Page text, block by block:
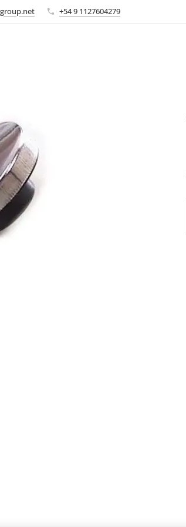
+54 9 1127604279